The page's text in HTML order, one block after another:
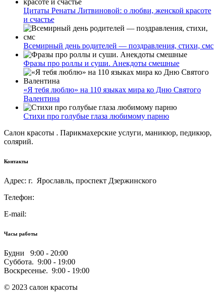
Цитаты Ренаты Литвиновой: о любви, женской красоте
и счастье
Всемирный день родителей — поздравления, стихи, смс
Фразы про роллы и суши. Анекдоты смешные
«Я тебя люблю» на 110 языках мира ко Дню Святого
Валентина
Стихи про голубые глаза любимому парню
Салон красоты . Парикмахерские услуги, маникюр, педикюр,
солярий.
Контакты
Адрес: г. Ярославль, проспект Дзержинского
Телефон:
E-mail:
Часы работы
Будни 9:00 - 20:00
Суббота. 9:00 - 19:00
Воскресенье. 9:00 - 19:00
© 2023 салон красоты